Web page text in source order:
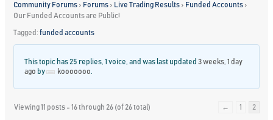
Community Forums › Forums › Live Trading Results › Funded Accounts ›
Our Funded Accounts are Public!
Tagged:funded accounts
This topic has 25 replies, 1 voice, and was last updated3 weeks, 1 day
ago by kooooooo
Viewing 11 posts - 16 through 26 (of 26 total) ← 1 2